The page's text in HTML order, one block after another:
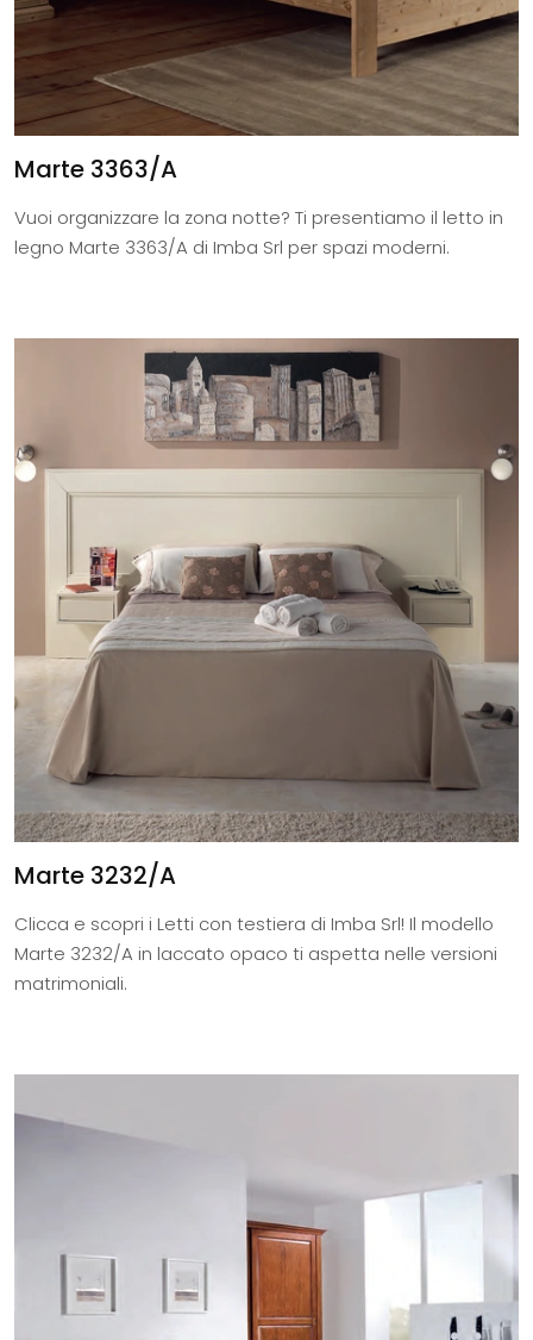
Marte 3363/A
Vuoi organizzare la zona notte? Ti presentiamo il letto in
legno Marte 3363/A di Imba Srl per spazi moderni.
Marte 3232/A
Clicca e scopri i Letti con testiera di Imba Srl! Il modello
Marte 3232/A in laccato opaco ti aspetta nelle versioni
matrimoniali.